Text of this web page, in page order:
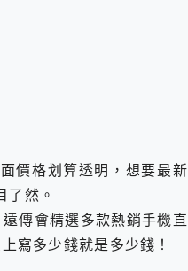
價格划算透明，想要最新
然。
傳會精選多款熱銷手機直
寫多少錢就是多少錢！